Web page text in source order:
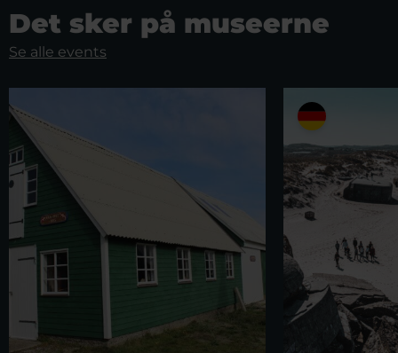
Det sker på museerne
Se alle events